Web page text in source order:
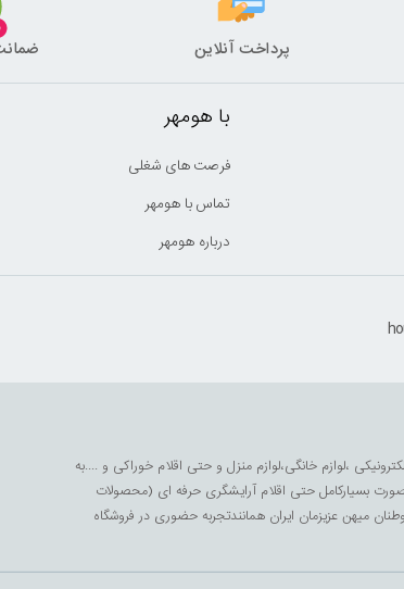
پرداخت آنلاین
با هومهر
فرصت های شغلی
تماس با هومهر
درباره هومهر
،لوازم خانگی،لوازم منزل و حتی اقلام خوراکی و ....به
بسیارکامل حتی اقلام آرایشگری حرفه ای (محصولات
میهن عزیزمان ایران همانندتجربه حضوری در فروشگاه